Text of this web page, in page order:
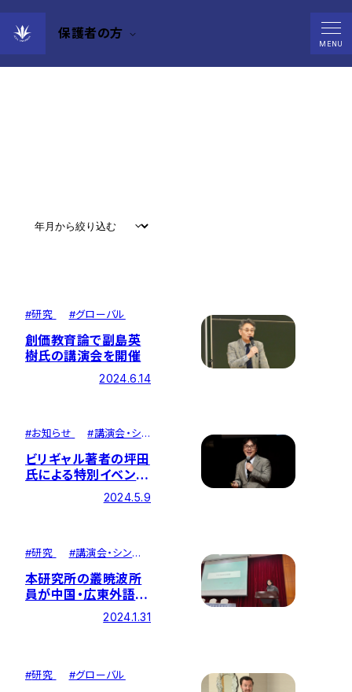
保護者の方
MENU
News
#研究 #グローバル
創価教育論で副島英
樹氏の講演会を開催
2024.6.14
#お知らせ #講演会・シ
ビリギャル著者の坪田
氏による特別イベント
を開催しました2024.5.9
#研究 #講演会・シンポ
本研究所の叢暁波所
員が中国・広東外語外
貿大学、南国商学院で
2024.1.31
#研究 #グローバル